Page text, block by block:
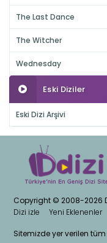
The Last Dance
The Witcher
Wednesday
Eski Diziler
Eski Dizi Arşivi
Copyright © 2008-2026
Dizi izle
Yeni Eklenenler
Sitemizde yer verilen